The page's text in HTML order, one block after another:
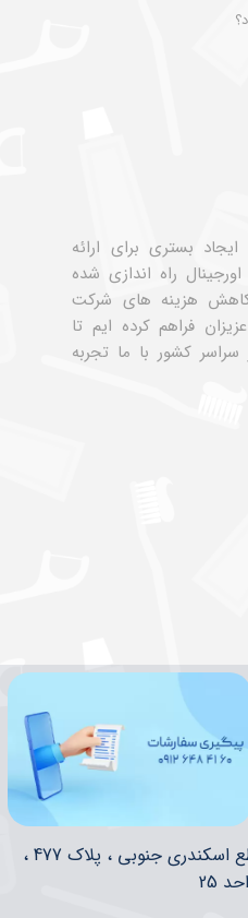
ایجاد بستری برای ارائه
راه اندازی شده
هزینه های شرکت
فراهم کرده ایم تا
کشور با ما تجربه
: تهران ،خیابان آزادی ، تقاطع اسکندری جنوبی ، پلاک 477 ،